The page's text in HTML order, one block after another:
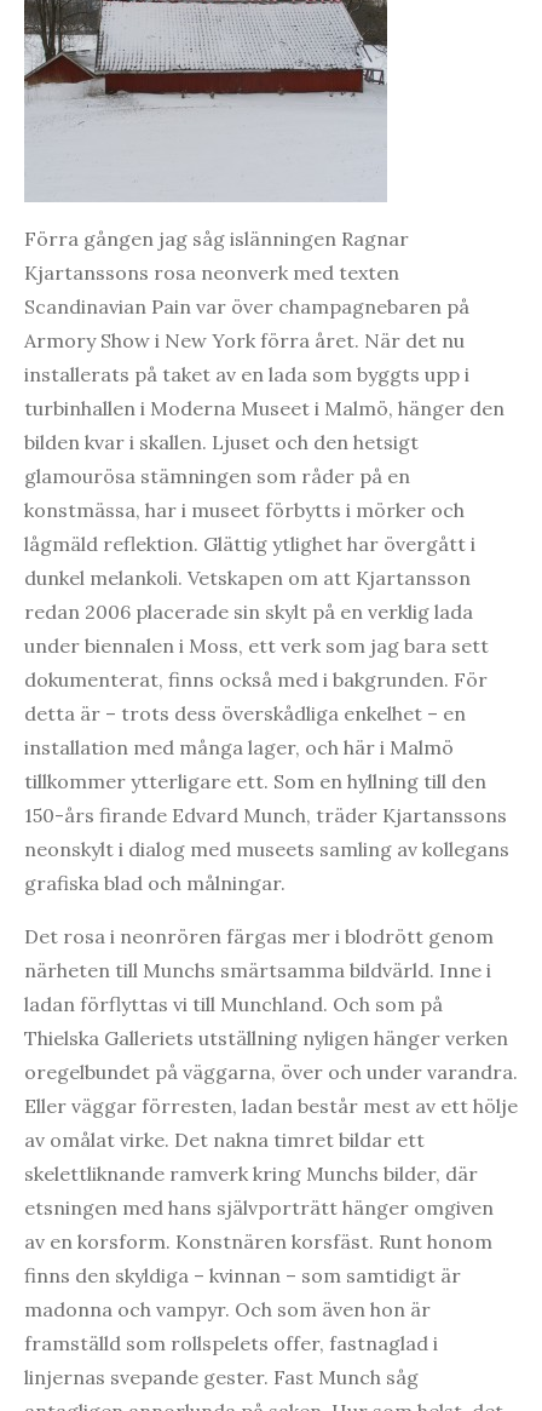
Förra gången jag såg islänningen Ragnar
Kjartanssons rosa neonverk med texten
Scandinavian Pain var över champagnebaren på
Armory Show i New York förra året. När det nu
installerats på taket av en lada som byggts upp i
turbinhallen i Moderna Museet i Malmö, hänger den
bilden kvar i skallen. Ljuset och den hetsigt
glamourösa stämningen som råder på en
konstmässa, har i museet förbytts i mörker och
lågmäld reflektion. Glättig ytlighet har övergått i
dunkel melankoli. Vetskapen om att Kjartansson
redan 2006 placerade sin skylt på en verklig lada
under biennalen i Moss, ett verk som jag bara sett
dokumenterat, finns också med i bakgrunden. För
detta är – trots dess överskådliga enkelhet – en
installation med många lager, och här i Malmö
tillkommer ytterligare ett. Som en hyllning till den
150-års firande Edvard Munch, träder Kjartanssons
neonskylt i dialog med museets samling av kollegans
grafiska blad och målningar.
Det rosa i neonrören färgas mer i blodrött genom
närheten till Munchs smärtsamma bildvärld. Inne i
ladan förflyttas vi till Munchland. Och som på
Thielska Galleriets utställning nyligen hänger verken
oregelbundet på väggarna, över och under varandra.
Eller väggar förresten, ladan består mest av ett hölje
av omålat virke. Det nakna timret bildar ett
skelettliknande ramverk kring Munchs bilder, där
etsningen med hans självporträtt hänger omgiven
av en korsform. Konstnären korsfäst. Runt honom
finns den skyldiga – kvinnan – som samtidigt är
madonna och vampyr. Och som även hon är
framställd som rollspelets offer, fastnaglad i
linjernas svepande gester. Fast Munch såg